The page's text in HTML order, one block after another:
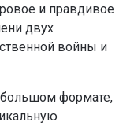
и правдивое
двух
войны и
формате,